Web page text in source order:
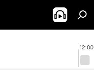
12:00